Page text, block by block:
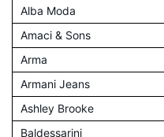
Alba Moda
Amaci & Sons
Arma
Armani Jeans
Ashley Brooke
Baldessarini